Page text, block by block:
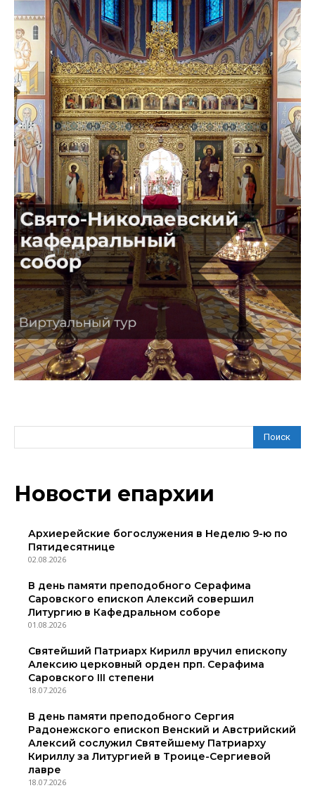
Поиск
Новости епархии
Архиерейские богослужения в Неделю 9-ю по
Пятидесятнице
02.08.2026
В день памяти преподобного Серафима
Саровского епископ Алексий совершил
Литургию в Кафедральном соборе
01.08.2026
Святейший Патриарх Кирилл вручил епископу
Алексию церковный орден прп. Серафима
Саровского III степени
18.07.2026
В день памяти преподобного Сергия
Радонежского епископ Венский и Австрийский
Алексий сослужил Святейшему Патриарху
Кириллу за Литургией в Троице-Сергиевой
лавре
18.07.2026